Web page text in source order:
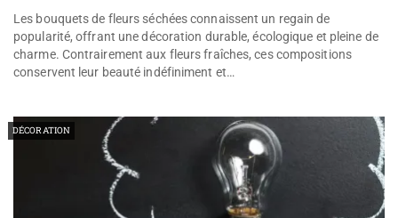
Les bouquets de fleurs séchées connaissent un regain de
popularité, offrant une décoration durable, écologique et pleine de
charme. Contrairement aux fleurs fraîches, ces compositions
conservent leur beauté indéfiniment et…
DÉCORATION